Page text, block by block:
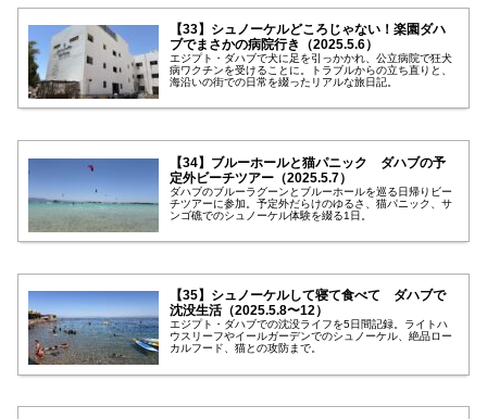
【33】シュノーケルどころじゃない！楽園ダハ
ブでまさかの病院行き（2025.5.6）
エジプト・ダハブで犬に足を引っかかれ、公立病院で狂犬
病ワクチンを受けることに。トラブルからの立ち直りと、
海沿いの街での日常を綴ったリアルな旅日記。
【34】ブルーホールと猫パニック ダハブの予
定外ビーチツアー（2025.5.7）
ダハブのブルーラグーンとブルーホールを巡る日帰りビー
チツアーに参加。予定外だらけのゆるさ、猫パニック、サ
ンゴ礁でのシュノーケル体験を綴る1日。
【35】シュノーケルして寝て食べて ダハブで
沈没生活（2025.5.8〜12）
エジプト・ダハブでの沈没ライフを5日間記録。ライトハ
ウスリーフやイールガーデンでのシュノーケル、絶品ロー
カルフード、猫との攻防まで。